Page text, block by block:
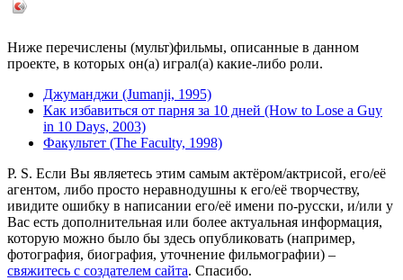
Ниже перечислены (мульт)фильмы, описанные в данном
проекте, в которых он(а) играл(а) какие-либо роли.
Джуманджи (Jumanji, 1995)
Как избавиться от парня за 10 дней (How to Lose a Guy
in 10 Days, 2003)
Факультет (The Faculty, 1998)
P. S. Если Вы являетесь этим самым актёром/актрисой, его/её
агентом, либо просто неравнодушны к его/её творчеству,
ивидите ошибку в написании его/её имени по-русски, и/или у
Вас есть дополнительная или более актуальная информация,
которую можно было бы здесь опубликовать (например,
фотография, биография, уточнение фильмографии) –
свяжитесь с создателем сайта. Спасибо.